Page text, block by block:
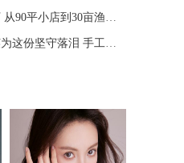
一条鱼卖20万 年入百万 从90平小店到30亩渔场 青岛“锦鲤大王”带动乡邻增收
四代人守一缸蓝 段启英为这份坚守落泪 手工的温度机器给不了